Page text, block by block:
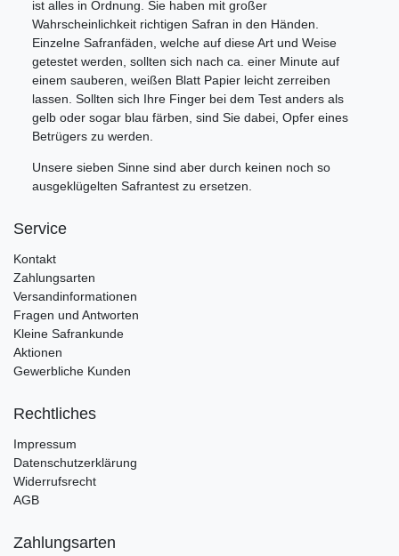
ist alles in Ordnung. Sie haben mit großer
Wahrscheinlichkeit richtigen Safran in den Händen.
Einzelne Safranfäden, welche auf diese Art und Weise
getestet werden, sollten sich nach ca. einer Minute auf
einem sauberen, weißen Blatt Papier leicht zerreiben
lassen. Sollten sich Ihre Finger bei dem Test anders als
gelb oder sogar blau färben, sind Sie dabei, Opfer eines
Betrügers zu werden.
Unsere sieben Sinne sind aber durch keinen noch so
ausgeklügelten Safrantest zu ersetzen.
Service
Kontakt
Zahlungsarten
Versandinformationen
Fragen und Antworten
Kleine Safrankunde
Aktionen
Gewerbliche Kunden
Rechtliches
Impressum
Datenschutzerklärung
Widerrufsrecht
AGB
Zahlungsarten